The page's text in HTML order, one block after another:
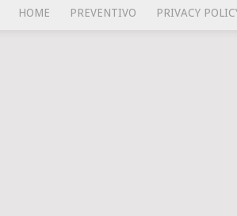
HOME PREVENTIVO PRIVACY